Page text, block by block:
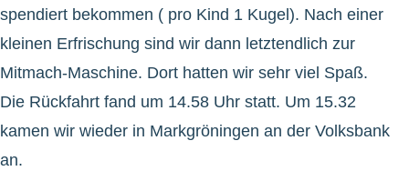
spendiert bekommen ( pro Kind 1 Kugel). Nach einer
kleinen Erfrischung sind wir dann letztendlich zur
Mitmach-Maschine. Dort hatten wir sehr viel Spaß.
Die Rückfahrt fand um 14.58 Uhr statt. Um 15.32
kamen wir wieder in Markgröningen an der Volksbank
an.